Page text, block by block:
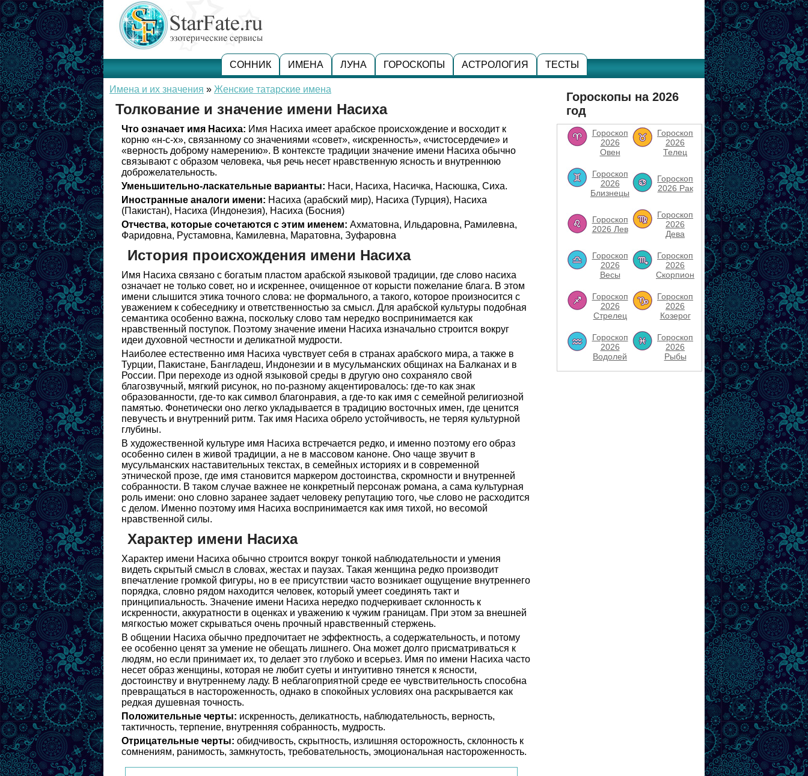
СОННИК ИМЕНА ЛУНА ГОРОСКОПЫ АСТРОЛОГИЯ ТЕСТЫ
Имена и их значения » Женские татарские имена
Толкование и значение имени Насиха
Что означает имя Насиха: Имя Насиха имеет арабское происхождение и восходит к
корню «н-с-х», связанному со значениями «совет», «искренность», «чистосердечие» и
«верность доброму намерению». В контексте традиции значение имени Насиха обычно
связывают с образом человека, чья речь несет нравственную ясность и внутреннюю
доброжелательность.
Уменьшительно-ласкательные варианты: Наси, Насиха, Насичка, Насюшка, Сиха.
Иностранные аналоги имени: Насиха (арабский мир), Насиха (Турция), Насиха
(Пакистан), Насиха (Индонезия), Насиха (Босния)
Отчества, которые сочетаются с этим именем: Ахматовна, Ильдаровна, Рамилевна,
Фаридовна, Рустамовна, Камилевна, Маратовна, Зуфаровна
История происхождения имени Насиха
Имя Насиха связано с богатым пластом арабской языковой традиции, где слово насиха
означает не только совет, но и искреннее, очищенное от корысти пожелание блага. В этом
имени слышится этика точного слова: не формального, а такого, которое произносится с
уважением к собеседнику и ответственностью за смысл. Для арабской культуры подобная
семантика особенно важна, поскольку слово там нередко воспринимается как
нравственный поступок. Поэтому значение имени Насиха изначально строится вокруг
идеи духовной честности и деликатной мудрости.
Наиболее естественно имя Насиха чувствует себя в странах арабского мира, а также в
Турции, Пакистане, Бангладеш, Индонезии и в мусульманских общинах на Балканах и в
России. При переходе из одной языковой среды в другую оно сохраняло свой
благозвучный, мягкий рисунок, но по-разному акцентировалось: где-то как знак
образованности, где-то как символ благонравия, а где-то как имя с семейной религиозной
памятью. Фонетически оно легко укладывается в традицию восточных имен, где ценится
певучесть и внутренний ритм. Так имя Насиха обрело устойчивость, не теряя культурной
глубины.
В художественной культуре имя Насиха встречается редко, и именно поэтому его образ
особенно силен в живой традиции, а не в массовом каноне. Оно чаще звучит в
мусульманских наставительных текстах, в семейных историях и в современной
этнической прозе, где имя становится маркером достоинства, скромности и внутренней
собранности. В таком случае важнее не конкретный персонаж романа, а сама культурная
роль имени: оно словно заранее задает человеку репутацию того, чье слово не расходится
с делом. Именно поэтому имя Насиха воспринимается как имя тихой, но весомой
нравственной силы.
Характер имени Насиха
Характер имени Насиха обычно строится вокруг тонкой наблюдательности и умения
видеть скрытый смысл в словах, жестах и паузах. Такая женщина редко производит
впечатление громкой фигуры, но в ее присутствии часто возникает ощущение внутреннего
порядка, словно рядом находится человек, который умеет соединять такт и
принципиальность. Значение имени Насиха нередко подчеркивает склонность к
искренности, аккуратности в оценках и уважению к чужим границам. При этом за внешней
мягкостью может скрываться очень прочный нравственный стержень.
В общении Насиха обычно предпочитает не эффектность, а содержательность, и потому
ее особенно ценят за умение не обещать лишнего. Она может долго присматриваться к
людям, но если принимает их, то делает это глубоко и всерьез. Имя по имени Насиха часто
несет образ женщины, которая не любит суеты и интуитивно тянется к ясности,
достоинству и внутреннему ладу. В неблагоприятной среде ее чувствительность способна
превращаться в настороженность, однако в спокойных условиях она раскрывается как
редкая душевная точность.
Положительные черты: искренность, деликатность, наблюдательность, верность,
тактичность, терпение, внутренняя собранность, мудрость.
Отрицательные черты: обидчивость, скрытность, излишняя осторожность, склонность к
сомнениям, ранимость, замкнутость, требовательность, эмоциональная настороженность.
Гороскопы на 2026
год
Гороскоп
2026
Овен
Гороскоп
2026
Телец
Гороскоп
2026
Близнецы
Гороскоп
2026 Рак
Гороскоп
2026 Лев
Гороскоп
2026
Дева
Гороскоп
2026
Весы
Гороскоп
2026
Скорпион
Гороскоп
2026
Стрелец
Гороскоп
2026
Козерог
Гороскоп
2026
Водолей
Гороскоп
2026
Рыбы